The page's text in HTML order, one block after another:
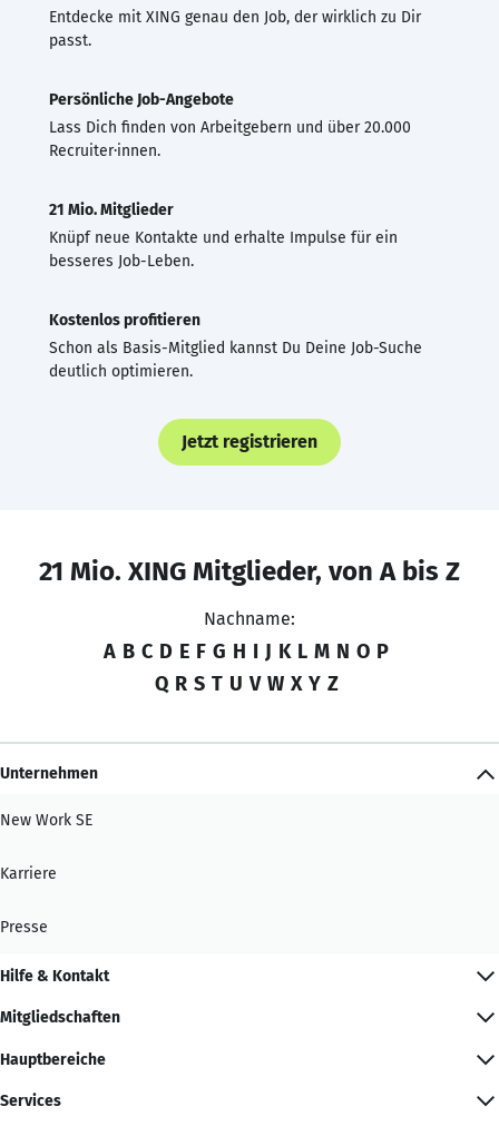
Entdecke mit XING genau den Job, der wirklich zu Dir
passt.
Persönliche Job-Angebote
Lass Dich finden von Arbeitgebern und über 20.000
Recruiter·innen.
21 Mio. Mitglieder
Knüpf neue Kontakte und erhalte Impulse für ein
besseres Job-Leben.
Kostenlos profitieren
Schon als Basis-Mitglied kannst Du Deine Job-Suche
deutlich optimieren.
Jetzt registrieren
21 Mio. XING Mitglieder, von A bis Z
Nachname:
A B C D E F G H I J K L M N O P
Q R S T U V W X Y Z
Unternehmen
New Work SE
Karriere
Presse
Hilfe & Kontakt
Mitgliedschaften
Hauptbereiche
Services